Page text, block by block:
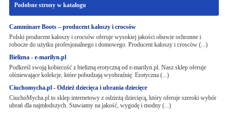
Podobne strony w katalogu
Camminare Boots – producent kaloszy i crocsów
Polski producent kaloszy i crocsów oferuje wysokiej jakości obuwie ochronne i
robocze do użytku profesjonalnego i domowego. Producent kaloszy i crosców (...)
Bielizna - e-marilyn.pl
Podkreśl swoją kobiecość z bielizną erotyczną od e-marilyn.pl. Nasz sklep oferuje
olśniewające kolekcje, które pobudzają wyobraźnię. Erotyczna (...)
Ciuchomycha.pl - Odzież dziecięca i ubrania dziecięce
CiuchoMycha.pl to sklep internetowy z odzieżą dziecięcą, który oferuje szeroki wybór
ubrań dla najmłodszych. Stawiamy na jakość, wygodę i modny (...)